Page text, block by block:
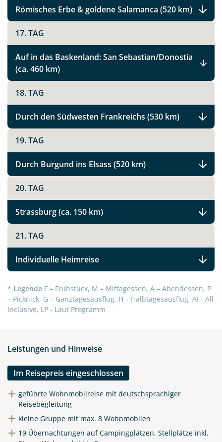
Link kopieren
Römisches Erbe & goldene Salamanca (520 km)
17. TAG
Auf in das Baskenland: San Sebastian/Donostia
(ca. 460 km)
18. TAG
Durch den Südwesten Frankreichs (530 km)
19. TAG
Durch Burgund ins Elsass (520 km)
20. TAG
Strassburg (ca. 150 km)
21. TAG
Individuelle Heimreise
* Legende F – Frühstück, M – Mittagessen, A – Abendessen, P
– Picknick, G – Ganztagesausflug, H – Halbtagesausflug, AI - All
Inclusive, LP - Laut Programm
Leistungen und Hinweise
Im Reisepreis eingeschlossen
geführte Wohnmobilreise mit deutschsprachiger
Reisebegleitung
kleine Gruppe mit max. 8 Wohnmobilen
19 Übernachtungen auf Campingplätzen, Stellplätze inkl.